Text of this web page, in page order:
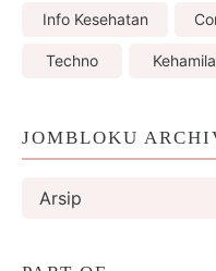
Info Kesehatan
Techno
JOMBLOKU